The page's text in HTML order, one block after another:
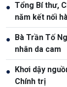
● Tổng Bí thư,
năm kết nối
●
Bà Trần Tố
nhân da cam
●
Khơi dậy
Chính trị